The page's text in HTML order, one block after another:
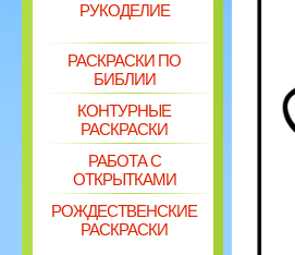
РУКОДЕЛИЕ
РАСКРАСКИ ПО
БИБЛИИ
КОНТУРНЫЕ
РАСКРАСКИ
РАБОТА С
ОТКРЫТКАМИ
РОЖДЕСТВЕНСКИЕ
РАСКРАСКИ